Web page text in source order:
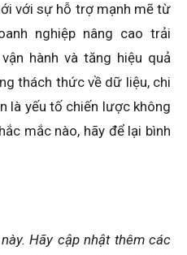
với sự hỗ trợ mạnh mẽ từ
nghiệp nâng cao trải
hành và tăng hiệu quả
thách thức về dữ liệu, chi
là yếu tố chiến lược không
mắc nào, hãy để lại bình
Hãy cập nhật thêm các